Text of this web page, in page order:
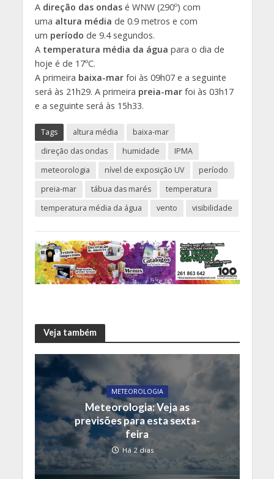
A direção das ondasé WNW (290º) com
uma altura média de 0.9 metros e com
um período de 9.4 segundos.
A temperatura média da água para o dia de
hoje é de 17ºC.
A primeira baixa-marfoi às 09h07 e a seguinte
será às 21h29. A primeira preia-marfoi às 03h17
e a seguinte será às 15h33.
Tags altura média
baixa-mar
direção das ondas
humidade
IPMA
meteorologia
nível de exposição UV
período
preia-mar
tábua das marés
temperatura
temperatura média da água
vento visibilidade
Veja também
METEOROLOGIA
Meteorologia: Veja as
previsões para esta sexta-
feira
Há 2 dias